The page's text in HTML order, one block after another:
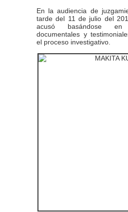
En la audiencia de
tarde del 11 de julio del
acusó basándose
documentales y
el proceso investigativo.